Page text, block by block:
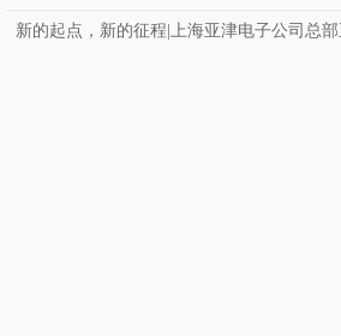
新的起点，新的征程|上海亚津电子公司总